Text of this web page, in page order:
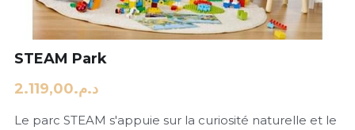
STEAM Park
د.م.2.119,00
Le parc STEAM s'appuie sur la curiosité naturelle et le